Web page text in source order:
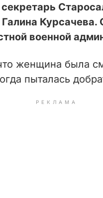
Курсачева.
военной
женщина была
пыталась
РЕКЛАМА